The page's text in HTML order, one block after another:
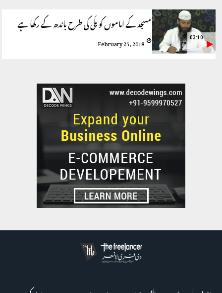
مسجد کے اماموں کو بلّی کی طرح باندھ کے رکھا ہے
February 25, 2018 03:10